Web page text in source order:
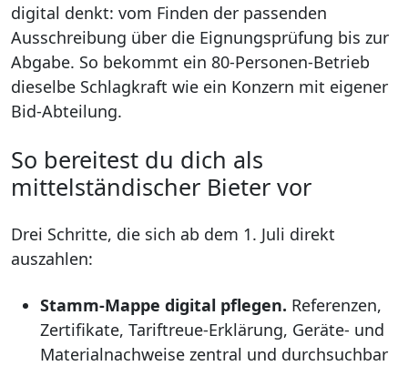
digital denkt: vom Finden der passenden
Ausschreibung über die Eignungsprüfung bis zur
Abgabe. So bekommt ein 80-Personen-Betrieb
dieselbe Schlagkraft wie ein Konzern mit eigener
Bid-Abteilung.
So bereitest du dich als
mittelständischer Bieter vor
Drei Schritte, die sich ab dem 1. Juli direkt
auszahlen:
Stamm-Mappe digital pflegen. Referenzen,
Zertifikate, Tariftreue-Erklärung, Geräte- und
Materialnachweise zentral und durchsuchbar